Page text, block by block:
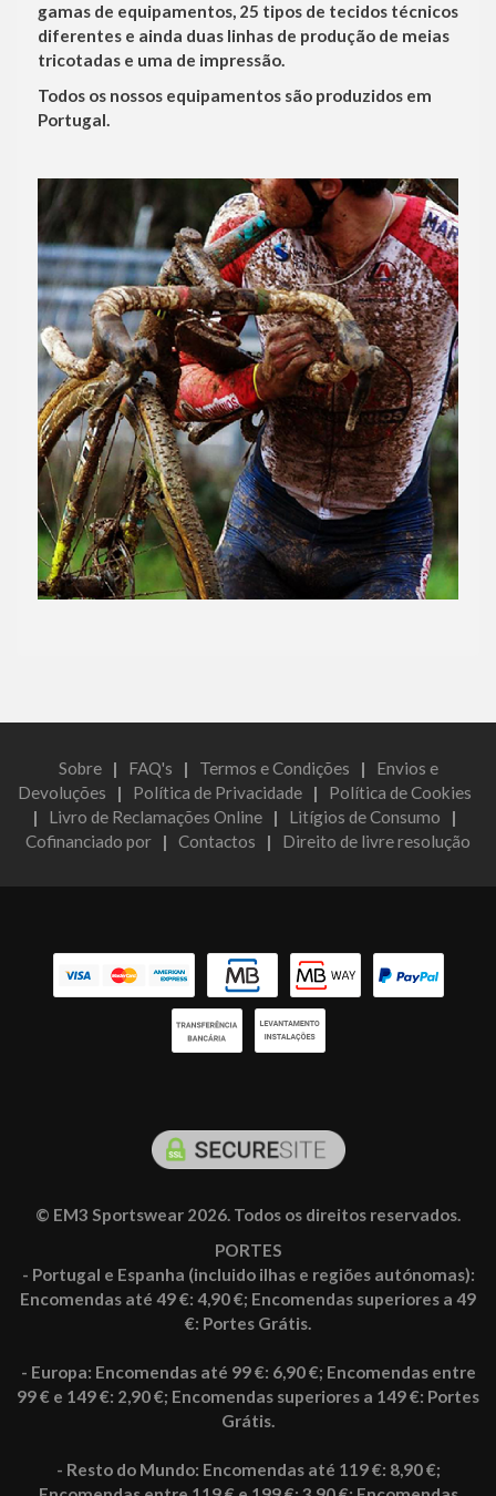
gamas de equipamentos, 25 tipos de tecidos técnicos
diferentes e ainda duas linhas de produção de meias
tricotadas e uma de impressão.
Todos os nossos equipamentos são produzidos em
Portugal.
Sobre| FAQ's | Termos e Condições | Envios e
Devoluções | Política de Privacidade | Política de Cookies
| Livro de Reclamações Online | Litígios de Consumo |
Cofinanciado por | Contactos | Direito de livre resolução
© EM3 Sportswear 2026. Todos os direitos reservados.
PORTES
- Portugal e Espanha (incluido ilhas e regiões autónomas):
Encomendas até 49 €: 4,90 €; Encomendas superiores a 49
€: Portes Grátis.
- Europa: Encomendas até 99 €: 6,90 €; Encomendas entre
99 € e 149 €: 2,90 €; Encomendas superiores a 149 €: Portes
Grátis.
- Resto do Mundo: Encomendas até 119 €: 8,90 €;